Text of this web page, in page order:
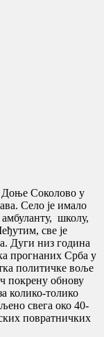
Доње Соколово у
Село је имало
школу,
све је
Дуги низ година
прогнаних Срба у
политичке воље
покрену обнову
колико-толико
свега око 40-
повратничких